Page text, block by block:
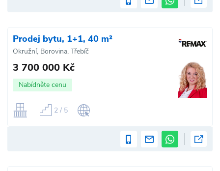
Prodej bytu, 1+1, 40 m²
Okružní, Borovina, Třebíč
3 700 000 Kč
Nabídněte cenu
2 / 5